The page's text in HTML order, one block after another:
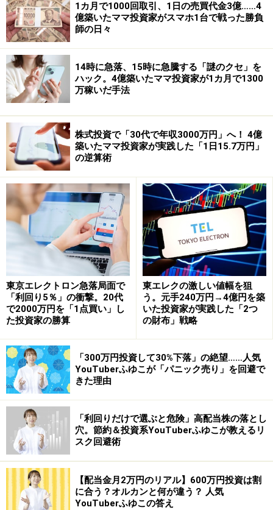
1カ月で1000回取引、1日の売買代金3億……4
億築いたママ投資家がスマホ1台で戦った勝負
師の日々
14時に急落、15時に急騰する「謎のクセ」を
ハック。4億築いたママ投資家が1カ月で1300
万稼いだ手法
株式投資で「30代で年収3000万円」へ！ 4億
築いたママ投資家が実践した「1日15.7万円」
の逆算術
東京エレクトロン急落局面で
「利回り5％」の衝撃。20代
で2000万円を「1点買い」し
た投資家の勝算
東エレクの激しい値幅を狙
う。元手240万円→4億円を築
いた投資家が実践した「2つ
の財布」戦略
「300万円投資して30%下落」の絶望……人気
YouTuberふゆこが「パニック売り」を回避で
きた理由
「利回りだけで選ぶと危険」高配当株の落とし
穴。節約＆投資系YouTuberふゆこが教えるリ
スク回避術
【配当金月2万円のリアル】600万円投資は割
に合う？オルカンと何が違う？ 人気
YouTuberふゆこの答え